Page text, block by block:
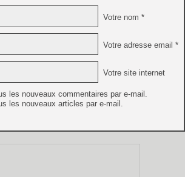
Votre nom *
Votre adresse email *
Votre site internet
les nouveaux commentaires par e-mail.
les nouveaux articles par e-mail.